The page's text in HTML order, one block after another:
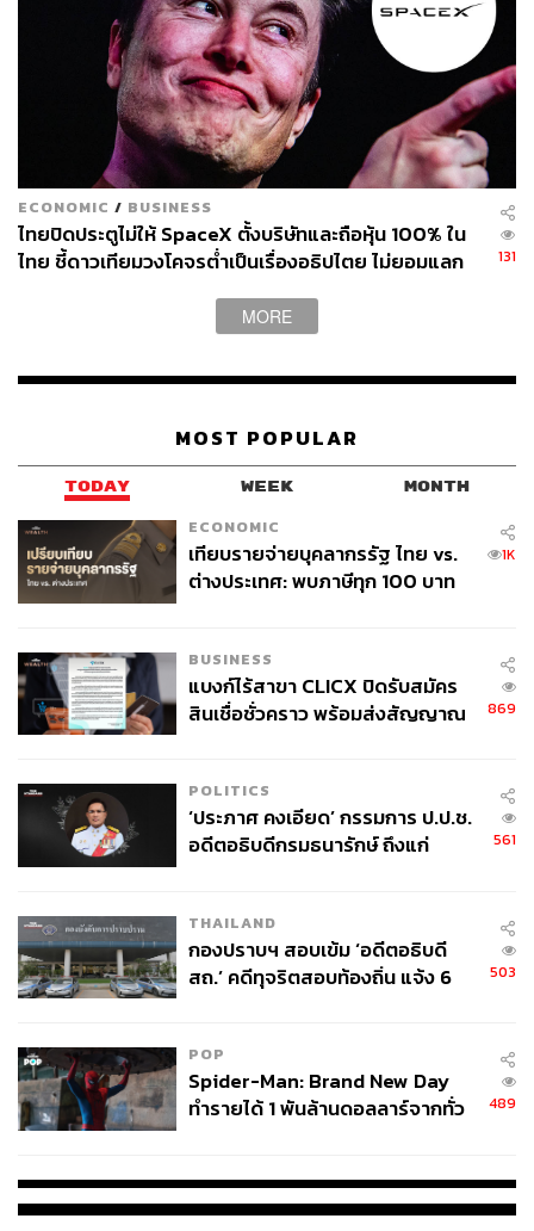
อนาคต ปัญญาประดิษฐ์ (AI) และเทคโนโลยีพลังงานสะอาด
(Green Technology) รวมทั้งมีการอัปเกรดยกระดับภาคการ
ผลิตของจีนอย่างต่อเนื่อง จึงเป็นเครื่องยนต์สำคัญในการขับ
เคลื่อนการเติบโต ศ. ดร.หลินอี้ฟู มองว่า นี่คือจุดแข็งสำคัญ
ในการพัฒนาเศรษฐกิจจีนในระยะยาว
รัฐบาลจีนมีบทบาทสำคัญในการส่งเสริมการพัฒนาและ
คิดค้นนวัตกรรมของจีนเองอย่างต่อเนื่อง เพื่อลดการพึ่งพา
การนำเข้าเทคโนโลยีต่างประเทศ จูงใจให้ภาคเอกชนจีน
แข่งขันกันพัฒนาผลิตภัณฑ์ทั้งในภาคการผลิตและภาค
บริการ เน้นสร้างเทคโนโลยีใหม่ๆ และการสร้างอุตสาหกร
รมใหม่ๆ เพื่อขับเคลื่อนการเติบโตทางเศรษฐกิจ และยกระดับ
กำลังซื้อมากขึ้น จีนมีชนชั้นกลางเพิ่มขึ้นกว่า 400 ล้านคน
และมีรายได้เฉลี่ยต่อหัว (GDP per Capita) เพิ่มขึ้นอย่างมาก
จึงเป็นข้อได้เปรียบของจีน รวมทั้งทิศทางเชิงนโยบายของ
รัฐบาลจีนที่เน้นภาคการบริโภคภายในประเทศอย่างจริงจัง
เน้นสร้างความมั่นใจและกระตุ้นกิจกรรมทางเศรษฐกิจ ตลอด
จนการสร้างงานเพื่อสร้างรายได้ให้ผู้บริโภคจีนมีกำลังซื้อ
อย่างต่อเนื่อง
3. ปัจจัยในภาคบริการจีนกำลังเปลี่ยนไปสู่เศรษฐกิจที่เน้น
ภาคบริการมากขึ้น โดยเฉพาะเศรษฐกิจแพลตฟอร์ม รวมทั้ง
ภาคการเงิน การดูแลสุขภาพ การศึกษา และการท่องเที่ยว
เที่ยวต่างชาติมาเที่ยวจีน เช่น นโยบายฟรีวีซ่า โดยคาดหวัง
ให้นักท่องเที่ยวต่างชาติเดินทางเข้ามาจับจ่ายใช้เงินภายใน
ประเทศจีนมากขึ้น เพื่อเป็นแรงขับเคลื่อนภาคการบริโภค
ของจีนต่อไป (ทั้งนี้ ผลของนโยบายฟรีวีซ่าของรัฐบาลจีน
สูงขึ้นร้อยละ 129.9 ในรอบ 7 เดือนของปีนี้)
4. ปัจจัยด้านนโยบายรัฐเน้นการกระจายความเจริญสู่ชนบท
นโยบาย ‘ฟื้นฟูชนบท’ (Rural Revitalization) เพื่อกระจาย
ความเจริญ สร้างงาน สร้างอาชีพ และสร้างรายได้ให้กับชาว
จีนในชนบท ซึ่งมีศักยภาพที่จะเป็นพลังผู้บริโภคระลอกใหม่
ของเศรษฐกิจจีนต่อไป นอกจากนี้รัฐบาลจีนทุ่มงบลงทุนใน
โครงข่ายการขนส่งที่ทันสมัยและครอบคลุมทั่วทั้งประเทศ
เพื่อให้ชาวจีนในชนบทมีคุณภาพชีวิตที่ดีขึ้น
ECONOMIC / BUSINESS
ไทยปิดประตูไม่ให้ SpaceX ตั้งบริษัทและถือหุ้น 100% ใน
ไทย ชี้ดาวเทียมวงโคจรต่ำเป็นเรื่องอธิปไตย ไม่ยอมแลก
131
MORE
MOST POPULAR
TODAY WEEK MONTH
ECONOMIC
เทียบรายจ่ายบุคลากรรัฐ ไทย vs.
ต่างประเทศ: พบภาษีทุก 100 บาท
1K
BUSINESS
แบงก์ไร้สาขา CLICX ปิดรับสมัคร
สินเชื่อชั่วคราว พร้อมส่งสัญญาณ
869
POLITICS
‘ประภาศ คงเอียด’ กรรมการ ป.ป.ช.
อดีตอธิบดีกรมธนารักษ์ ถึงแก่
561
THAILAND
กองปราบฯ สอบเข้ม ‘อดีตอธิบดี
สถ.’ คดีทุจริตสอบท้องถิ่น แจ้ง 6
503
POP
Spider-Man: Brand New Day
ทำรายได้ 1 พันล้านดอลลาร์จากทั่ว
489